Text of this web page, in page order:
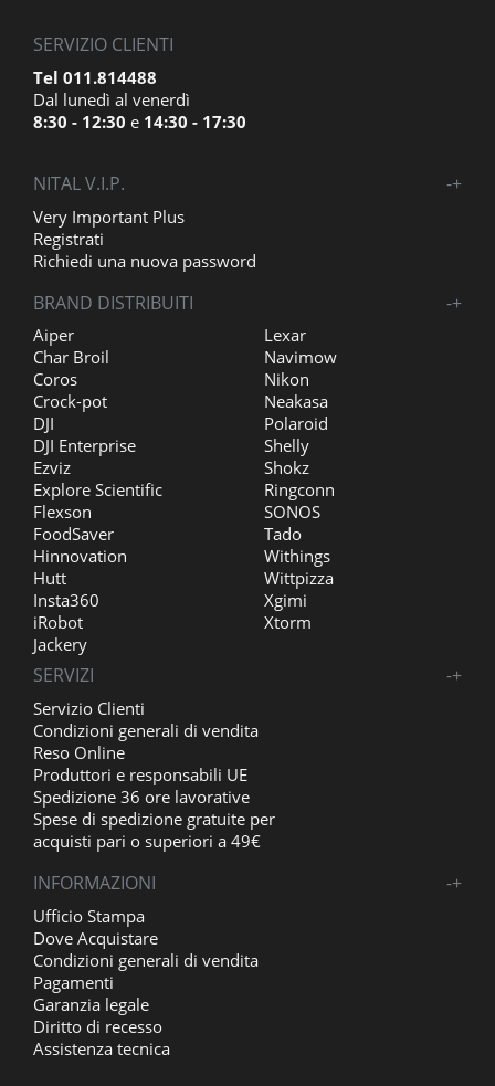
SERVIZIO CLIENTI
Tel 011.814488
Dal lunedì al venerdì
8:30 - 12:30 e 14:30 - 17:30
NITAL V.I.P. +
-
Very Important Plus
Registrati
Richiedi una nuova password
BRAND DISTRIBUITI +
-
Aiper
Char Broil
Coros
Crock-pot
DJI
DJI Enterprise
Ezviz
Explore Scientific
Flexson
FoodSaver
Hinnovation
Hutt
Insta360
iRobot
Jackery
Lexar
Navimow
Nikon
Neakasa
Polaroid
Shelly
Shokz
Ringconn
SONOS
Tado
Withings
Wittpizza
Xgimi
Xtorm
SERVIZI +
-
Servizio Clienti
Condizioni generali di vendita
Reso Online
Produttori e responsabili UE
Spedizione 36 ore lavorative
Spese di spedizione gratuite per
acquisti pari o superiori a 49€
INFORMAZIONI +
-
Ufficio Stampa
Dove Acquistare
Condizioni generali di vendita
Pagamenti
Garanzia legale
Diritto di recesso
Assistenza tecnica